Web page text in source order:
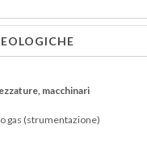
macchinari
gas (strumentazione)